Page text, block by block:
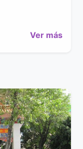
Ver más